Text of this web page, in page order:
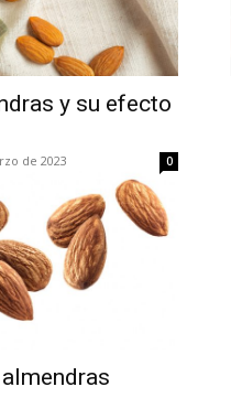
y su efecto
de 2023 0